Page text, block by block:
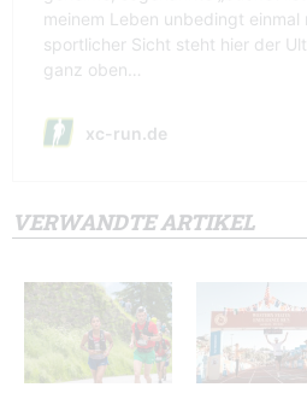
VERWANDTE ARTIKEL